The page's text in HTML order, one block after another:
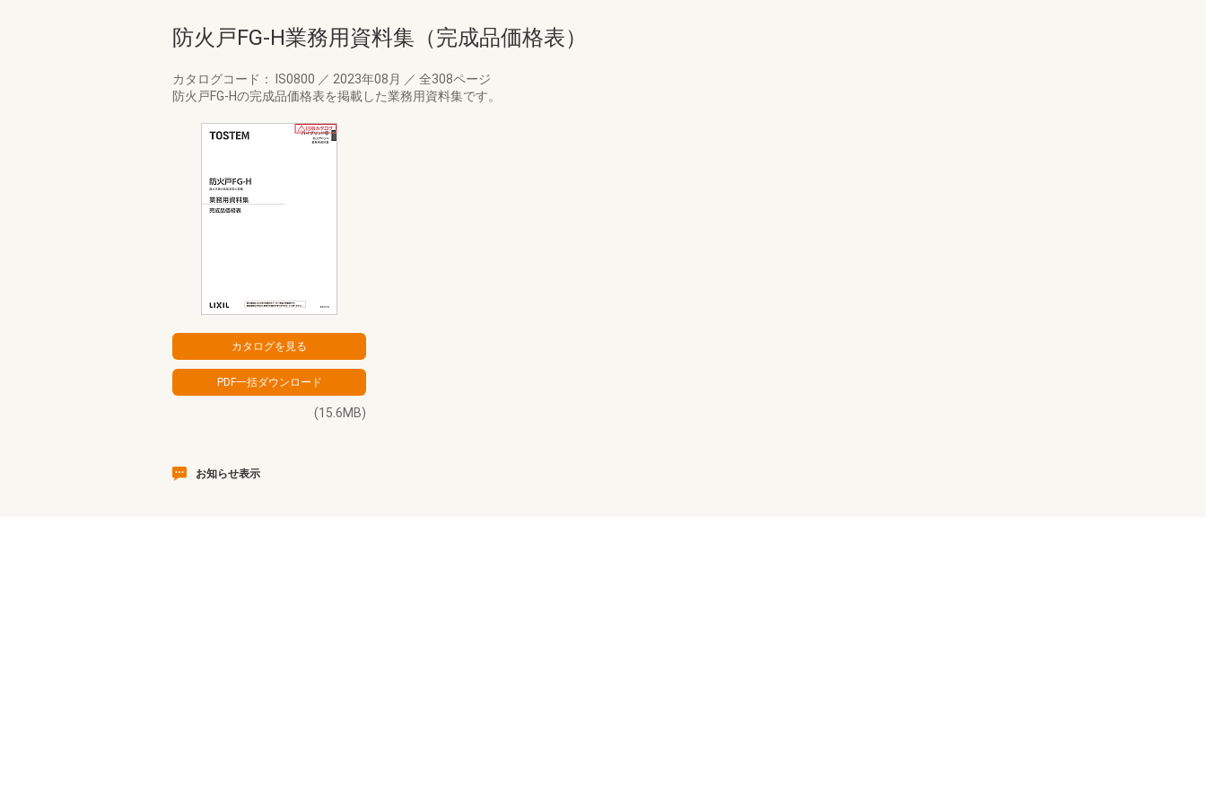
防火戸FG-H業務用資料集（完成品価格表）
カタログコード： IS0800 ／ 2023年08月 ／ 全308ページ
防火戸FG-Hの完成品価格表を掲載した業務用資料集です。
(15.6MB)
お知らせ表示